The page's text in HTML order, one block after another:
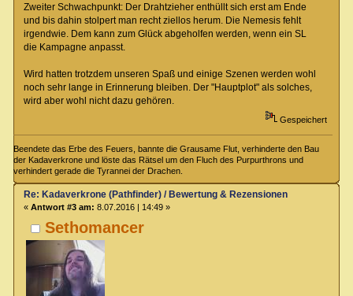
Zweiter Schwachpunkt: Der Drahtzieher enthüllt sich erst am Ende
und bis dahin stolpert man recht ziellos herum. Die Nemesis fehlt
irgendwie. Dem kann zum Glück abgeholfen werden, wenn ein SL
die Kampagne anpasst.
Wird hatten trotzdem unseren Spaß und einige Szenen werden wohl
noch sehr lange in Erinnerung bleiben. Der "Hauptplot" als solches,
wird aber wohl nicht dazu gehören.
Gespeichert
Beendete das Erbe des Feuers, bannte die Grausame Flut, verhinderte den Bau
der Kadaverkrone und löste das Rätsel um den Fluch des Purpurthrons und
verhindert gerade die Tyrannei der Drachen.
Sethomancer
Re: Kadaverkrone (Pathfinder) / Bewertung & Rezensionen
« Antwort #3 am: 8.07.2016 | 14:49 »